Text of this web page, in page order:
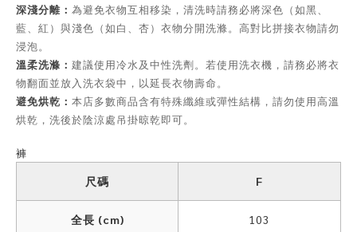
深淺分離： 為避免衣物互相移染，清洗時請務必將深色（如黑、
藍、紅）與淺色（如白、杏）衣物分開洗滌。高對比拼接衣物請勿
浸泡。
溫柔洗滌： 建議使用冷水及中性洗劑。若使用洗衣機，請務必將衣
物翻面並放入洗衣袋中，以延長衣物壽命。
避免烘乾： 本店多數商品含有特殊纖維或彈性結構，請勿使用高溫
烘乾，洗後於陰涼處吊掛晾乾即可。
褲
尺碼 F
全長 (cm) 103